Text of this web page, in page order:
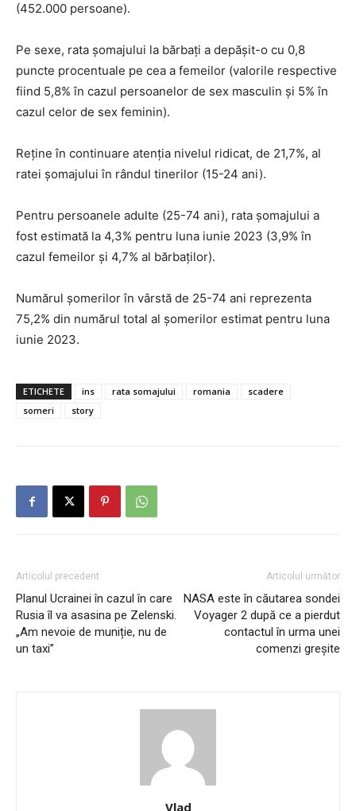
(452.000 persoane).
Pe sexe, rata şomajului la bărbaţi a depăşit-o cu 0,8
puncte procentuale pe cea a femeilor (valorile respective
fiind 5,8% în cazul persoanelor de sex masculin şi 5% în
cazul celor de sex feminin).
Reţine în continuare atenţia nivelul ridicat, de 21,7%, al
ratei şomajului în rândul tinerilor (15-24 ani).
Pentru persoanele adulte (25-74 ani), rata şomajului a
fost estimată la 4,3% pentru luna iunie 2023 (3,9% în
cazul femeilor şi 4,7% al bărbaţilor).
Numărul şomerilor în vârstă de 25-74 ani reprezenta
75,2% din numărul total al şomerilor estimat pentru luna
iunie 2023.
ETICHETE ins rata somajului romania
scadere
someri
story
Articolul precedent
Planul Ucrainei în cazul în care
Rusia îl va asasina pe Zelenski.
„Am nevoie de muniție, nu de
un taxi”
Articolul următor
NASA este în căutarea sondei
Voyager 2 după ce a pierdut
contactul în urma unei
comenzi greşite
Vlad